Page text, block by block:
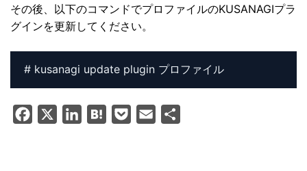
その後、以下のコマンドでプロファイルのKUSANAGIプラ
グインを更新してください。